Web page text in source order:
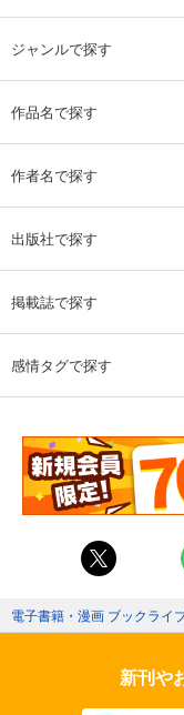
ジャンルで探す
作品名で探す
作者名で探す
出版社で探す
掲載誌で探す
感情タグで探す
電子書籍・漫画 ブックライ
新刊や